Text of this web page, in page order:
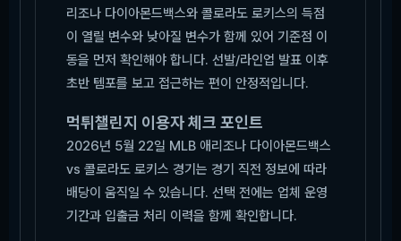
리조나 다이아몬드백스와 콜로라도 로키스의 득점
이 열릴 변수와 낮아질 변수가 함께 있어 기준점 이
동을 먼저 확인해야 합니다. 선발/라인업 발표 이후
초반 템포를 보고 접근하는 편이 안정적입니다.
먹튀챌린지 이용자 체크 포인트
2026년 5월 22일 MLB 애리조나 다이아몬드백스
vs 콜로라도 로키스 경기는 경기 직전 정보에 따라
배당이 움직일 수 있습니다. 선택 전에는 업체 운영
기간과 입출금 처리 이력을 함께 확인합니다.